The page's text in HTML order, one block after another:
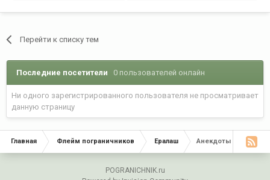
Перейти к списку тем
Последние посетители 0 пользователей онлайн
Ни одного зарегистрированного пользователя не просматривает
данную страницу
Главная Флейм пограничников Ералаш Анекдоты - дубль 2 -
POGRANICHNIK.ru